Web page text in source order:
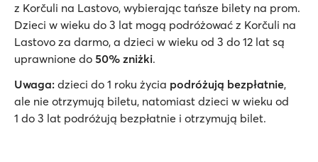
z Korčuli na Lastovo, wybierając tańsze bilety na prom.
Dzieci w wieku do 3 lat mogą podróżować z Korčuli na
Lastovo za darmo, a dzieci w wieku od 3 do 12 lat są
uprawnione do 50% zniżki.
Uwaga: dzieci do 1 roku życia podróżują bezpłatnie,
ale nie otrzymują biletu, natomiast dzieci w wieku od
1 do 3 lat podróżują bezpłatnie i otrzymują bilet.